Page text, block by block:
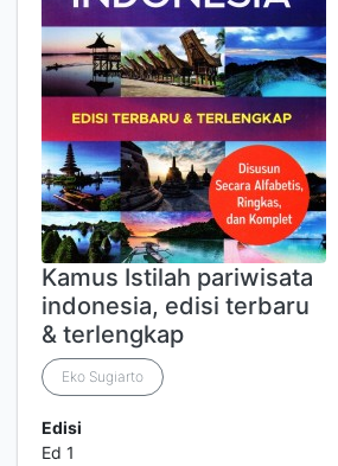
Kamus Istilah pariwisata
indonesia, edisi terbaru
& terlengkap
Eko Sugiarto
Edisi
Ed 1